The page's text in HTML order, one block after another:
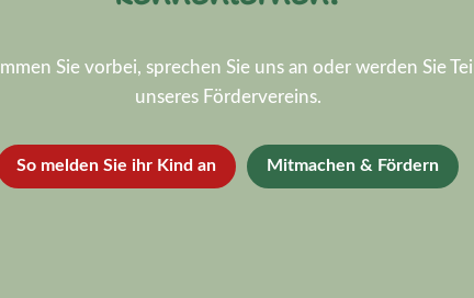
Sie vorbei, sprechen Sie uns an oder werden Sie
unseres Fördervereins.
So melden Sie ihr Kind an Mitmachen & Fördern